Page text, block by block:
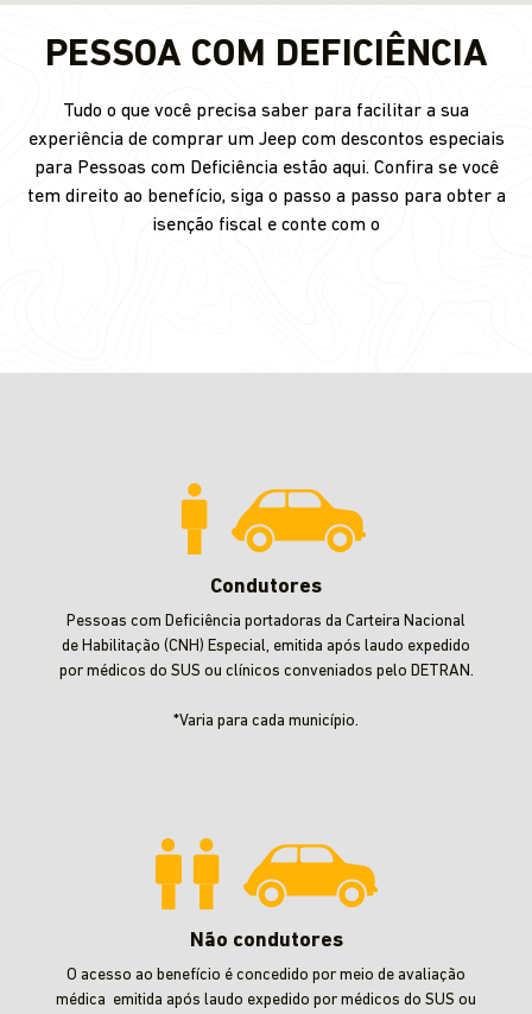
PESSOA COM DEFICIÊNCIA
Tudo o que você precisa saber para facilitar a sua
experiência de comprar um Jeep com descontos especiais
para Pessoas com Deficiência estão aqui. Confira se você
tem direito ao benefício, siga o passo a passo para obter a
isenção fiscal e conte com o
Condutores
Pessoas com Deficiência portadoras da Carteira Nacional
de Habilitação (CNH) Especial, emitida após laudo expedido
por médicos do SUS ou clínicos conveniados pelo DETRAN.
*Varia para cada município.
Não condutores
O acesso ao benefício é concedido por meio de avaliação
médica emitida após laudo expedido por médicos do SUS ou